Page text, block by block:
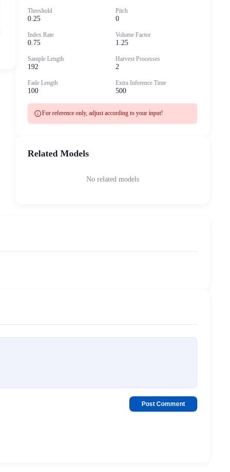
Threshold
0.25
Pitch
0
Index Rate
0.75
Volume Factor
1.25
Sample Length
192
Harvest Processes
2
Fade Length
100
Extra Inference Time
500
infoFor reference only, adjust according to your input!
Related Models
No related models
Post Comment